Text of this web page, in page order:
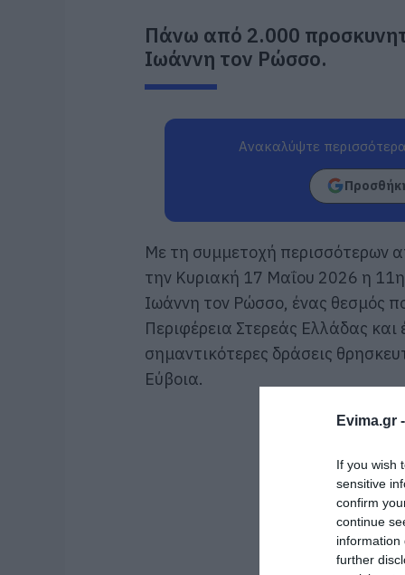
Evima.gr -
If you wish
sensitive
confirm
continue
information
further
Πάνω από 2.000
Ιωάννη τον Ρώσσο.
Ανακαλύψτε
Με τη συμμετοχή περισσότερων
την Κυριακή 17 Μαΐου 2026 η
Ιωάννη τον Ρώσσο, ένας θεσμός
Περιφέρεια Στερεάς Ελλάδας και
σημαντικότερες δράσεις
Εύβοια.